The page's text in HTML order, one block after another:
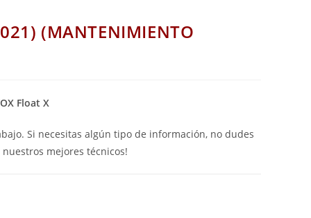
(MANTENIMIENTO
Float X
Si necesitas algún tipo de información, no dudes
nuestros mejores técnicos!